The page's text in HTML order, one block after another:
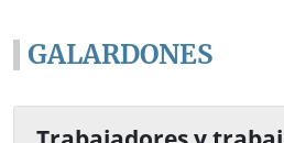
GALARDONES